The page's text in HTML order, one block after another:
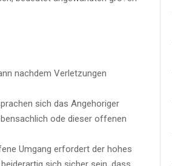
nachdem Verletzungen
sich das Angehoriger
ode dieser offenen
Umgang erfordert der hohes